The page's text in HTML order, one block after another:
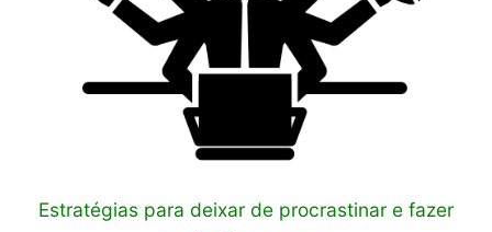
Estratégias para deixar de procrastinar e fazer